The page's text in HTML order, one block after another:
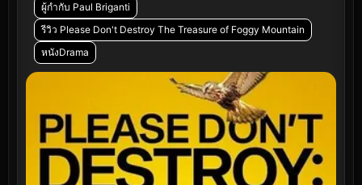
ผู้กำกับ Paul Briganti
รีวิว Please Don't Destroy The Treasure of Foggy Mountain
หนังDrama